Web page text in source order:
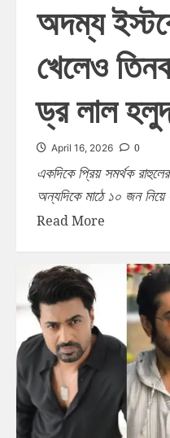
অদম্য
খেলেও
ড্র লাল
April 16, 2026 0
একদিকে প্রিয় সমর্থক
অন্যদিকে মাঠে ১০ জন
Read More